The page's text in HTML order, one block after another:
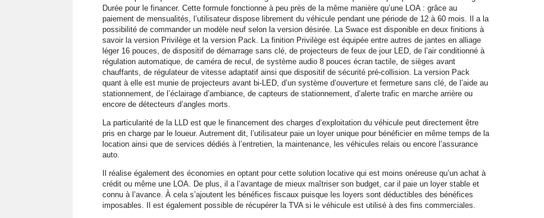
Durée pour le financer. Cette formule fonctionne à peu près de la même manière qu’une LOA : grâce au
paiement de mensualités, l’utilisateur dispose librement du véhicule pendant une période de 12 à 60 mois. Il a la
possibilité de commander un modèle neuf selon la version désirée. La Swace est disponible en deux finitions à
savoir la version Privilège et la version Pack. La finition Privilège est équipée entre autres de jantes en alliage
léger 16 pouces, de dispositif de démarrage sans clé, de projecteurs de feux de jour LED, de l’air conditionné à
régulation automatique, de caméra de recul, de système audio 8 pouces écran tactile, de sièges avant
chauffants, de régulateur de vitesse adaptatif ainsi que dispositif de sécurité pré-collision. La version Pack
quant à elle est munie de projecteurs avant bi-LED, d’un système d’ouverture et fermeture sans clé, de l’aide au
stationnement, de l’éclairage d’ambiance, de capteurs de stationnement, d’alerte trafic en marche arrière ou
encore de détecteurs d’angles morts.
La particularité de la LLD est que le financement des charges d’exploitation du véhicule peut directement être
pris en charge par le loueur. Autrement dit, l’utilisateur paie un loyer unique pour bénéficier en même temps de la
location ainsi que de services dédiés à l’entretien, la maintenance, les véhicules relais ou encore l’assurance
auto.
Il réalise également des économies en optant pour cette solution locative qui est moins onéreuse qu’un achat à
crédit ou même une LOA. De plus, il a l’avantage de mieux maîtriser son budget, car il paie un loyer stable et
connu à l’avance. À cela s’ajoutent les bénéfices fiscaux puisque les loyers sont déductibles des bénéfices
imposables. Il est également possible de récupérer la TVA si le véhicule est utilisé à des fins commerciales.